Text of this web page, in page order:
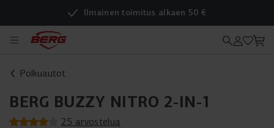
Ilmainen toimitus alkaen 50 €
Polkuautot
BERG BUZZY NITRO 2-IN-1
25 arvostelua